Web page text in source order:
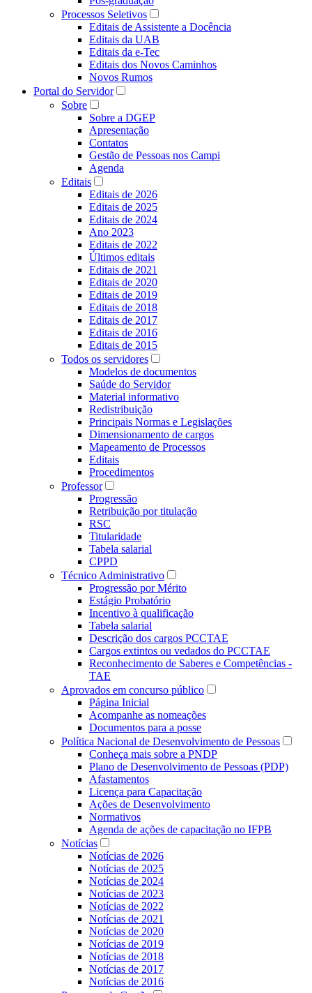
Processos Seletivos
Editais de Assistente a Docência
Editais da UAB
Editais da e-Tec
Editais dos Novos Caminhos
Novos Rumos
Portal do Servidor
Sobre
Sobre a DGEP
Apresentação
Contatos
Gestão de Pessoas nos Campi
Agenda
Editais
Editais de 2026
Editais de 2025
Editais de 2024
Ano 2023
Editais de 2022
Últimos editais
Editais de 2021
Editais de 2020
Editais de 2019
Editais de 2018
Editais de 2017
Editais de 2016
Editais de 2015
Todos os servidores
Modelos de documentos
Saúde do Servidor
Material informativo
Redistribuição
Principais Normas e Legislações
Dimensionamento de cargos
Mapeamento de Processos
Editais
Procedimentos
Professor
Progressão
Retribuição por titulação
RSC
Titularidade
Tabela salarial
CPPD
Técnico Administrativo
Progressão por Mérito
Estágio Probatório
Incentivo à qualificação
Tabela salarial
Descrição dos cargos PCCTAE
Cargos extintos ou vedados do PCCTAE
Reconhecimento de Saberes e Competências -
TAE
Aprovados em concurso público
Página Inicial
Acompanhe as nomeações
Documentos para a posse
Política Nacional de Desenvolvimento de Pessoas
Conheça mais sobre a PNDP
Plano de Desenvolvimento de Pessoas (PDP)
Afastamentos
Licença para Capacitação
Ações de Desenvolvimento
Normativos
Agenda de ações de capacitação no IFPB
Notícias
Notícias de 2026
Notícias de 2025
Notícias de 2024
Notícias de 2023
Notícias de 2022
Notícias de 2021
Notícias de 2020
Notícias de 2019
Notícias de 2018
Notícias de 2017
Notícias de 2016